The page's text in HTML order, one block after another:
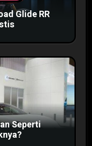
Glide RR
Seperti